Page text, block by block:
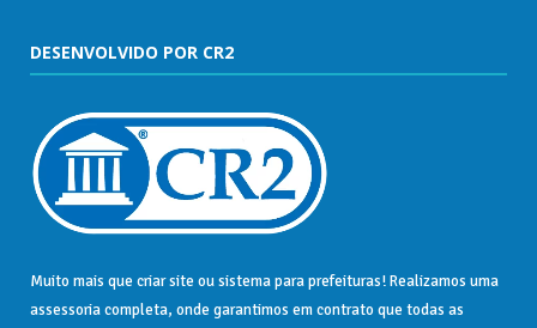
DESENVOLVIDO POR CR2
Muito mais que criar site ousistema para prefeituras! Realizamos uma
assessoriacompleta, onde garantimos em contrato que todas as